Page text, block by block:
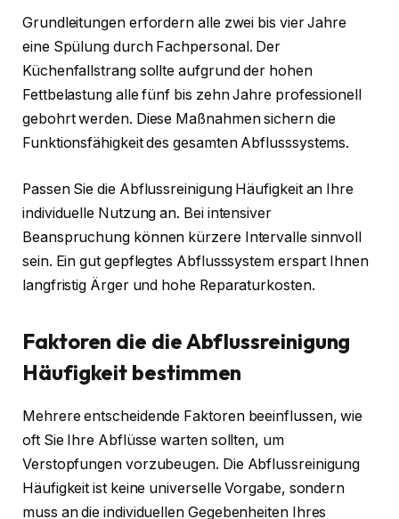
Grundleitungen erfordern alle zwei bis vier Jahre
eine Spülung durch Fachpersonal. Der
Küchenfallstrang sollte aufgrund der hohen
Fettbelastung alle fünf bis zehn Jahre professionell
gebohrt werden. Diese Maßnahmen sichern die
Funktionsfähigkeit des gesamten Abflusssystems.
Passen Sie die Abflussreinigung Häufigkeit an Ihre
individuelle Nutzung an. Bei intensiver
Beanspruchung können kürzere Intervalle sinnvoll
sein. Ein gut gepflegtes Abflusssystem erspart Ihnen
langfristig Ärger und hohe Reparaturkosten.
Faktoren die die Abflussreinigung
Häufigkeit bestimmen
Mehrere entscheidende Faktoren beeinflussen, wie
oft Sie Ihre Abflüsse warten sollten, um
Verstopfungen vorzubeugen. Die Abflussreinigung
Häufigkeit ist keine universelle Vorgabe, sondern
muss an die individuellen Gegebenheiten Ihres